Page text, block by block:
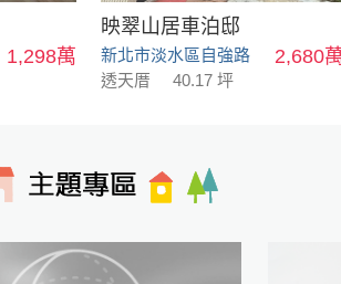
1,298萬
映翠山居車泊邸
新北市淡水區自強路 2,680
透天厝 40.17 坪